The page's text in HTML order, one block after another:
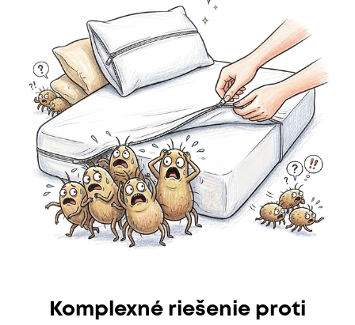
Komplexné riešenie proti